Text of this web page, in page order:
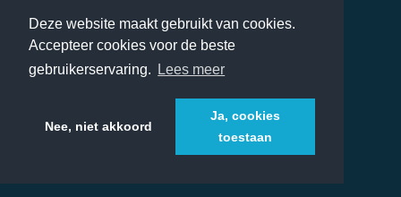
Deze website maakt gebruikt van cookies.
Accepteer cookies voor de beste
gebruikerservaring.
Lees meer
Nee, niet akkoord
Ja, cookies
toestaan